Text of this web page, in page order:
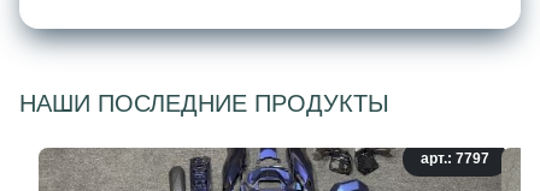
НАШИ ПОСЛЕДНИЕ ПРОДУКТЫ
арт.: 7797